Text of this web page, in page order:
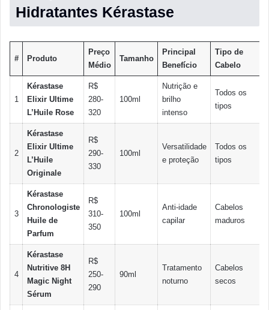
Hidratantes Kérastase
# Produto
Preço
Médio
Tamanho
Principal
Benefício
Tipo de
Cabelo
1
Kérastase
Elixir Ultime
L’Huile Rose
R$
280-
320
100ml
Nutrição e
brilho
intenso
Todos os
tipos
2
Kérastase
Elixir Ultime
L’Huile
Originale
R$
290-
330
100ml
Versatilidade
e proteção
Todos os
tipos
3
Kérastase
Chronologiste
Huile de
Parfum
R$
310-
350
100ml
Anti-idade
capilar
Cabelos
maduros
4
Kérastase
Nutritive 8H
Magic Night
Sérum
R$
250-
290
90ml
Tratamento
noturno
Cabelos
secos